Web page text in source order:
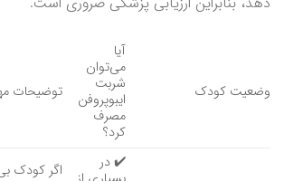
وضعیت کودک
آیا
می‌توان
شربت
ایبوپروفن
مصرف
کرد؟
توضیحات
✔️ در اگر کودک